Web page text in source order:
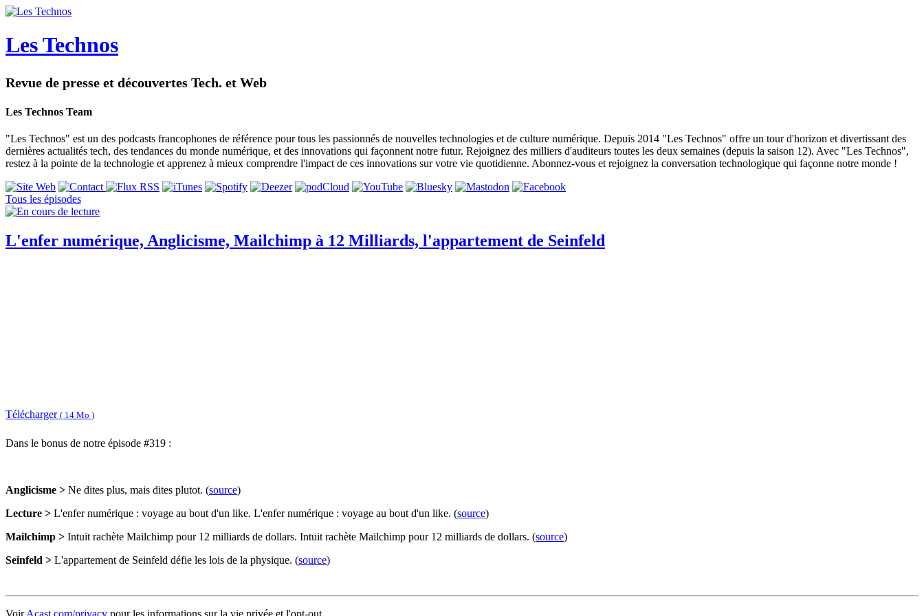
Les Technos
Revue de presse et découvertes Tech. et Web
Les Technos Team
"Les Technos" est un des podcasts francophones de référence pour tous les passionnés de nouvelles technologies et de culture numérique. Depuis 2014 "Les Technos" offre un tour d'horizon et divertissant des
dernières actualités tech, des tendances du monde numérique, et des innovations qui façonnent notre futur. Rejoignez des milliers d'auditeurs toutes les deux semaines (depuis la saison 12). Avec "Les Technos",
restez à la pointe de la technologie et apprenez à mieux comprendre l'impact de ces innovations sur votre vie quotidienne. Abonnez-vous et rejoignez la conversation technologique qui façonne notre monde !
Tous les épisodes
L'enfer numérique, Anglicisme, Mailchimp à 12 Milliards, l'appartement de Seinfeld
Télécharger ( 14 Mo )
Dans le bonus de notre épisode #319 :
Anglicisme > Ne dites plus, mais dites plutot. (source)
Lecture > L'enfer numérique : voyage au bout d'un like. L'enfer numérique : voyage au bout d'un like. (source)
Mailchimp > Intuit rachète Mailchimp pour 12 milliards de dollars. Intuit rachète Mailchimp pour 12 milliards de dollars. (source)
Seinfeld > L'appartement de Seinfeld défie les lois de la physique. (source)